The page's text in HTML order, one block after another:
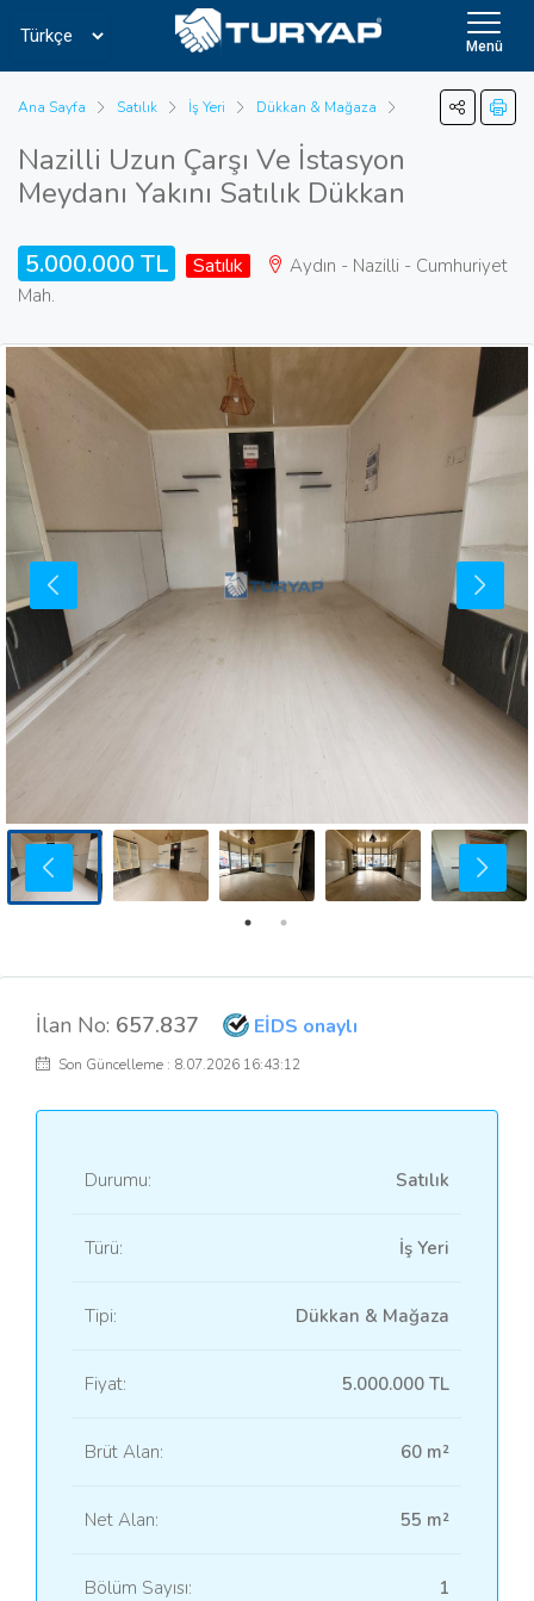
Menü
Ana Sayfa Satılık İş Yeri Dükkan & Mağaza
Nazilli Uzun Çarşı Ve İstasyon
Meydanı Yakını Satılık Dükkan
5.000.000 TL Satılık
Aydın - Nazilli - Cumhuriyet
Mah.
İlan No: 657.837 EİDS onaylı
Son Güncelleme : 8.07.2026 16:43:12
Durumu: Satılık
Türü: İş Yeri
Tipi: Dükkan & Mağaza
Fiyat: 5.000.000 TL
Brüt Alan: 60 m²
Net Alan: 55 m²
Bölüm Sayısı: 1